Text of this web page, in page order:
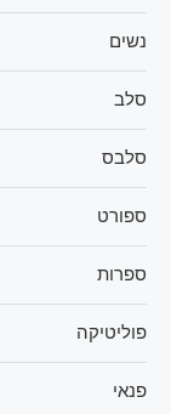
נשים
סלב
סלבס
ספורט
ספרות
פוליטיקה
פנאי